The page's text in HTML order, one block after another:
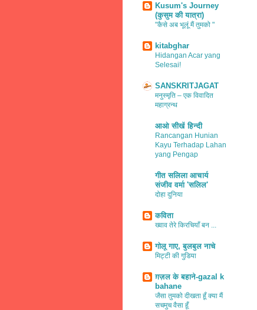
Kusum's Journey
(कुसुम की यात्रा)
"कैसे अब भूलूं मैं तुमको "
kitabghar
Hidangan Acar yang
Selesai!
SANSKRITJAGAT
मनुस्मृति – एक विवादित
महाग्रन्थ
आओ सीखें हिन्दी
Rancangan Hunian
Kayu Terhadap Lahan
yang Pengap
गीत सलिला आचार्य
संजीव वर्मा 'सलिल'
दोहा दुनिया
कविता
ख्वाव तेरे किरचियाँ बन ...
गोलू गाए, बुलबुल नाचे
मिट्टी की गुडिया
ग़ज़ल के बहाने-gazal k
bahane
जैसा तुमको दीखता हूँ क्या मैं
सचमुच वैसा हूँ